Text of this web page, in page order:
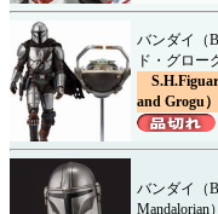
バンダイ（
ド・グロー
and Grogu）
バンダイ（
Mandalorian